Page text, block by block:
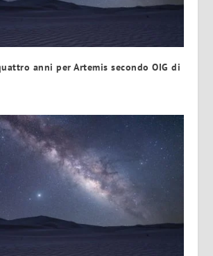
anni per Artemis secondo OIG di